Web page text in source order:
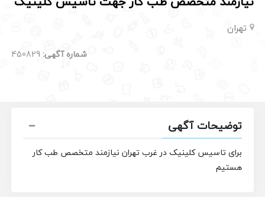
تهران
شماره آگهی: 450829
توضیحات آگهی
برای تاسیس کلینیک در غرب تهران نیازمند متخصص طب کار
هستیم